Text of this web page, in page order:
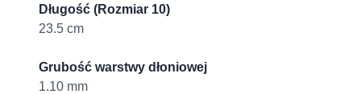
Długość (Rozmiar 10)
23.5 cm
Grubość warstwy dłoniowej
1.10 mm